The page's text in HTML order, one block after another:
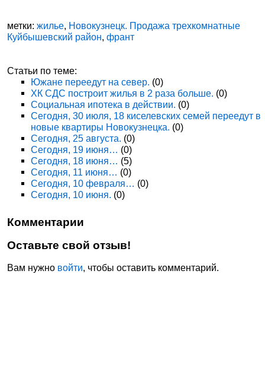
метки:жилье, Новокузнецк. Продажа трехкомнатные
Куйбышевский район,франт
Статьи по теме:
Южане переедут на север. (0)
ХК СДС построит жилья в 2 раза больше. (0)
Социальная ипотека в действии. (0)
Сегодня, 30 июля, 18 киселевских семей переедут в
новые квартиры Новокузнецка. (0)
Сегодня, 25 августа. (0)
Сегодня, 19 июня… (0)
Сегодня, 18 июня… (5)
Сегодня, 11 июня… (0)
Сегодня, 10 февраля… (0)
Сегодня, 10 июня. (0)
Комментарии
Оставьте свой отзыв!
Вам нужно войти, чтобы оставить комментарий.